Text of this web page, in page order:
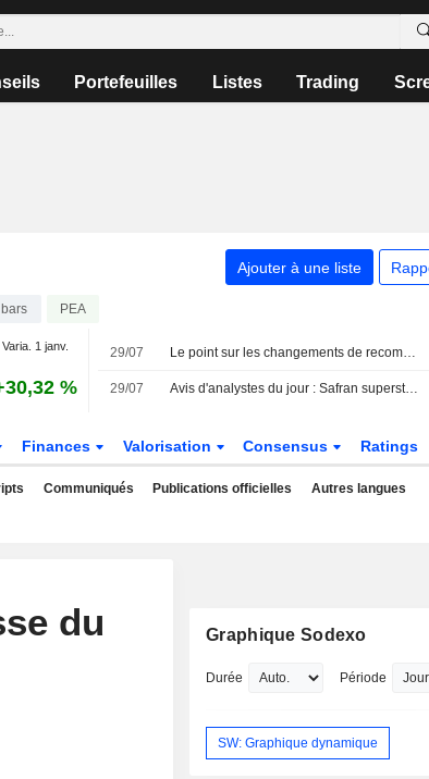
Portefeuilles Listes Trading
Ajouter à une liste
PEA
Varia. 1 janv.
%
29/07 Le point sur les changements de recommandations à Paris (actualisé)
29/07 Avis d'analystes du jour : Safran superstar, Kering se rachète
Finances Valorisation Consensus Ratings
Communiqués Publications officielles Autres langues
du
Graphique Sodexo
Durée Période
SW: Graphique dynamique